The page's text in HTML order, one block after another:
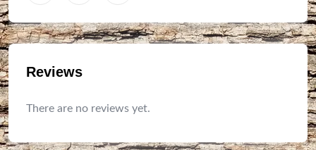
Reviews
There are no reviews yet.